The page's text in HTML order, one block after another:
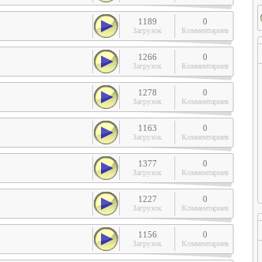
1189
Загрузок
0
Комментариев
1266
Загрузок
0
Комментариев
1278
Загрузок
0
Комментариев
1163
Загрузок
0
Комментариев
1377
Загрузок
0
Комментариев
1227
Загрузок
0
Комментариев
1156
Загрузок
0
Комментариев